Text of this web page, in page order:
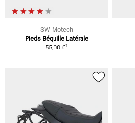
SW-Motech
Pieds Béquille Latérale
55,00 €1